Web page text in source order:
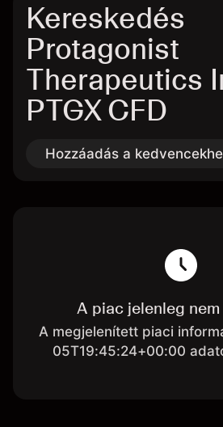
Kereskedés
Protagonist
Therapeutics
PTGX CFD
Hozzáadás a
A piac jelenleg
A megjelenített piaci
05T19:45:24+00:00